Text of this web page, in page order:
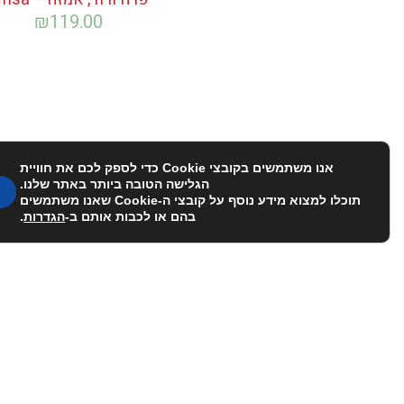
₪119.00
אנו משתמשים בקובצי Cookie כדי לספק לכם את חוויית
הגלישה הטובה ביותר באתר שלנו.
תוכלו למצוא מידע נוסף על קובצי ה-Cookie שאנו משתמשים
בהם או לכבות אותם ב-הגדרות.